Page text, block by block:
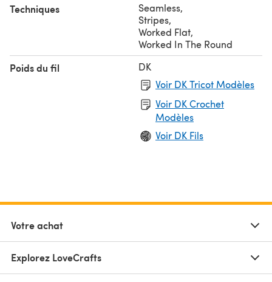
Techniques Seamless,
Stripes,
Worked Flat,
Worked In The Round
Poids du fil
DK
Voir DK Tricot Modèles
Voir DK Crochet
Modèles
Voir DK Fils
Votre achat
Explorez LoveCrafts